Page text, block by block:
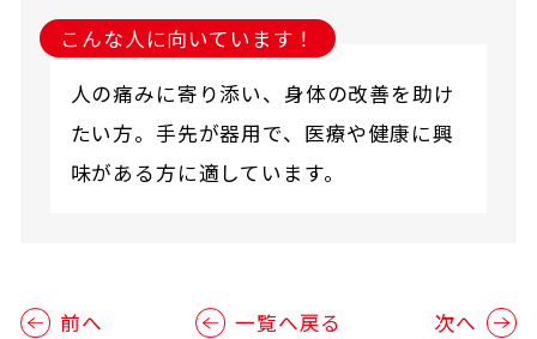
こんな人に向いています！
人の痛みに寄り添い、身体の改善を助け
たい方。手先が器用で、医療や健康に興
味がある方に適しています。
前へ 一覧へ戻る 次へ